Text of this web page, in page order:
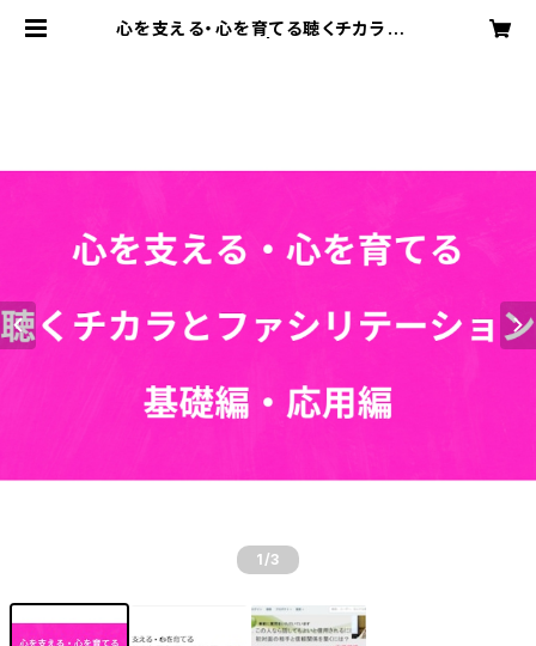
心を支える・心を育てる聴くチカラセミ
1 /3